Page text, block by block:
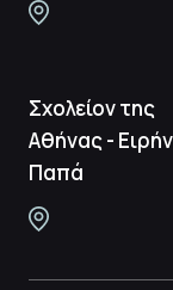
Σχολείον της
Αθήνας -
Παπά